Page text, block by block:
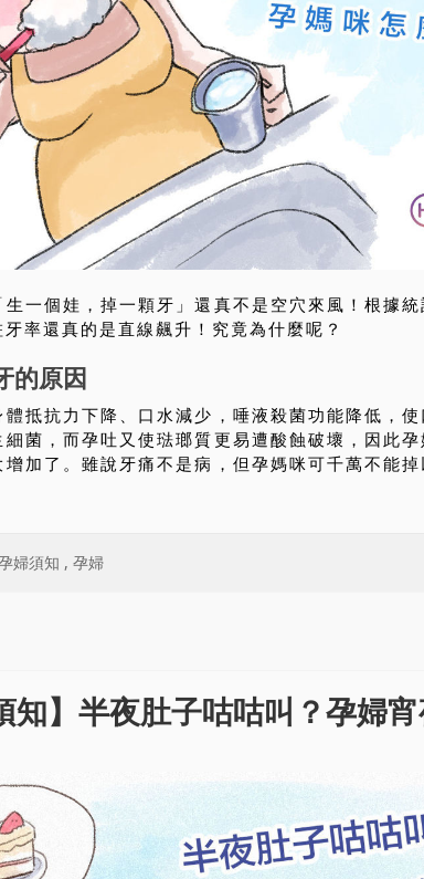
一個娃，掉一顆牙」還真不是空穴來風！根據統
率還真的是直線飆升！究竟為什麼呢？
的原因
抵抗力下降、口水減少，唾液殺菌功能降低，使
菌，而孕吐又使琺瑯質更易遭酸蝕破壞，因此
加了。雖說牙痛不是病，但孕媽咪可千萬不能
婦須知 , 孕婦
知】半夜肚子咕咕叫？孕婦